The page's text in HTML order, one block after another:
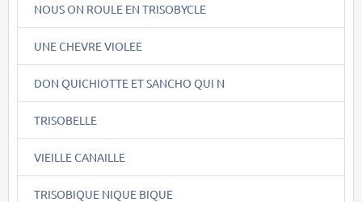
NOUS ON ROULE EN TRISOBYCLE
UNE CHEVRE VIOLEE
DON QUICHIOTTE ET SANCHO QUI N
TRISOBELLE
VIEILLE CANAILLE
TRISOBIQUE NIQUE BIQUE